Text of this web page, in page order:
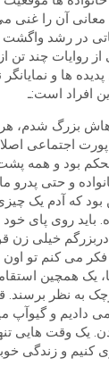
آن را غنی
در رشد
روایات چند تن
ها و نمایانگر
افراد است:ـ
بزرگ شدم، هر
اجتماعی اصلا
بود و همه
و حتی پدرو
بود که آدم یک
روی پای خود
خیلی زن
می کنم تو
یک همچین
به نظر برسند.
دادیم و گیوآپ
یک وقت هایی
کنیم و زندگی